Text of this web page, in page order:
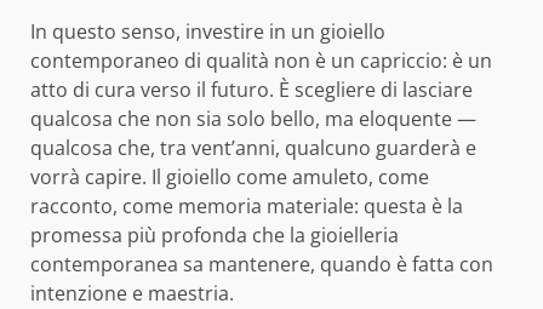
In questo senso, investire in un gioiello
contemporaneo di qualità non è un capriccio: è un
atto di cura verso il futuro. È scegliere di lasciare
qualcosa che non sia solo bello, ma eloquente —
qualcosa che, tra vent’anni, qualcuno guarderà e
vorrà capire. Il gioiello come amuleto, come
racconto, come memoria materiale: questa è la
promessa più profonda che la gioielleria
contemporanea sa mantenere, quando è fatta con
intenzione e maestria.